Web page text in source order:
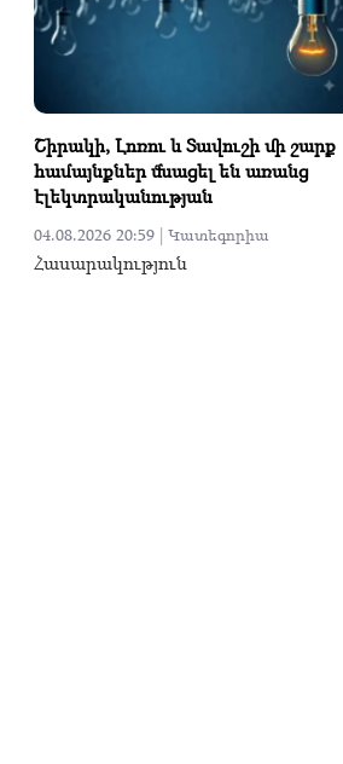
Շիրակի, Լոռու և Տավուշի մի շարք
համայնքներ մնացել են առանց
էլեկտրականության
04.08.2026 20:59 | Կատեգորիա
Հասարակություն